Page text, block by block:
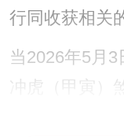
行同收获相关
当2026年5月3
冲虎（甲寅）
除、馀事勿取